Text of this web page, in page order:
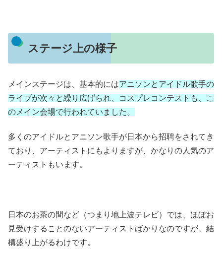
ステージ上の様子
メインステージは、基本的にはアニソンとアイドル歌手の
ライブが次々と繰り広げられ、コスプレコンテストも、こ
のメイン会場で行われていました。
多くのアイドルとアニソン歌手が日本から招聘をされてき
ており、アーティストにもよりますが、かなりの人気のア
ーティストもいます。
日本のお茶の間など（つまり地上波テレビ）では、ほぼお
見受けすることのないアーティストばかりなのですが、結
構盛り上がるわけです。